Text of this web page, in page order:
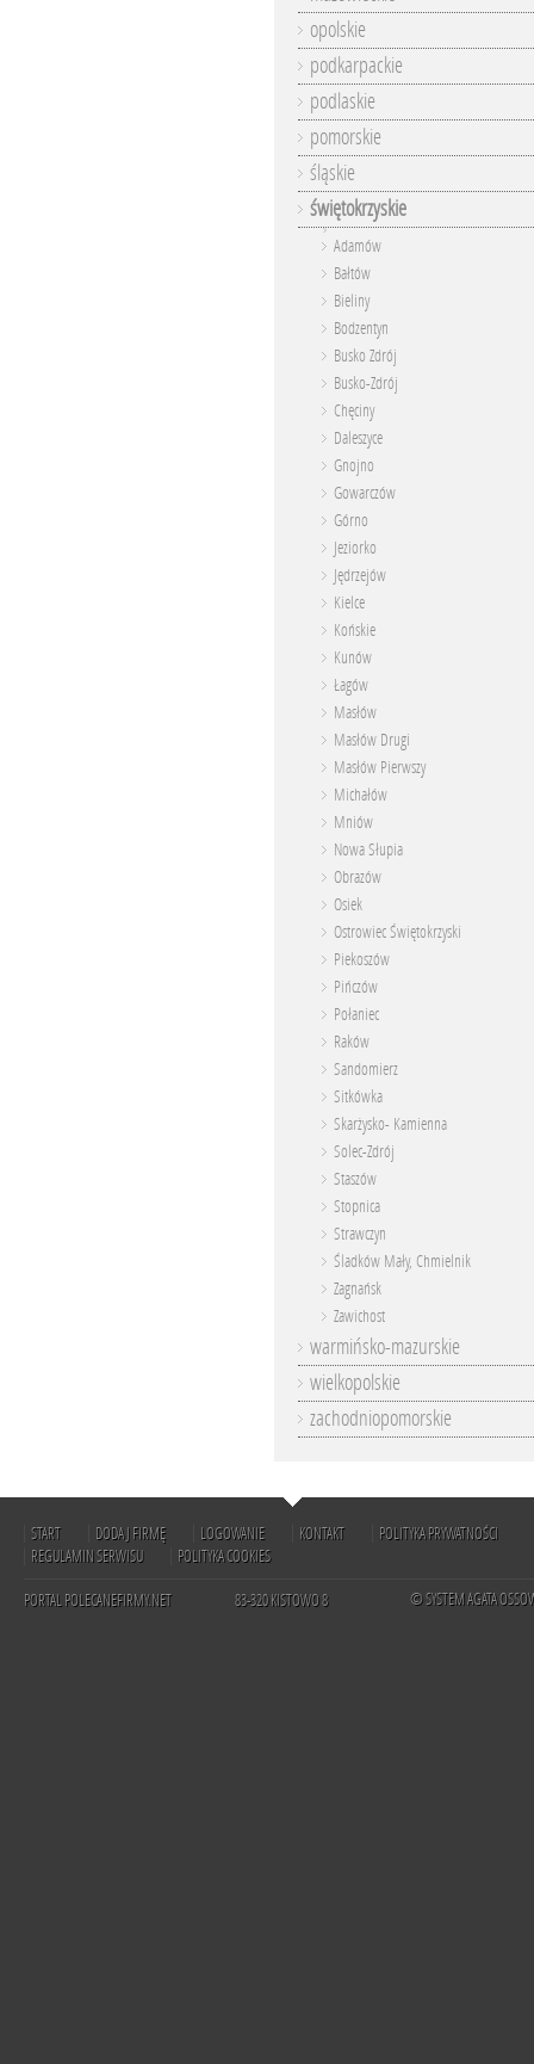
opolskie
podkarpackie
podlaskie
pomorskie
śląskie
świętokrzyskie
Adamów
Bałtów
Bieliny
Bodzentyn
Busko Zdrój
Busko-Zdrój
Chęciny
Daleszyce
Gnojno
Gowarczów
Górno
Jeziorko
Jędrzejów
Kielce
Końskie
Kunów
Łagów
Masłów
Masłów Drugi
Masłów Pierwszy
Michałów
Mniów
Nowa Słupia
Obrazów
Osiek
Ostrowiec Świętokrzyski
Piekoszów
Pińczów
Połaniec
Raków
Sandomierz
Sitkówka
Skarżysko- Kamienna
Solec-Zdrój
Staszów
Stopnica
Strawczyn
Śladków Mały, Chmielnik
Zagnańsk
Zawichost
warmińsko-mazurskie
wielkopolskie
zachodniopomorskie
START DODAJ FIRMĘ LOGOWANIE KONTAKT
POLITYKA PRYWATNOŚCI
REGULAMIN SERWISU
POLITYKA COOKIES
PORTAL POLECANEFIRMY.NET 83-320 KISTOWO 8 © SYSTEM AGATA